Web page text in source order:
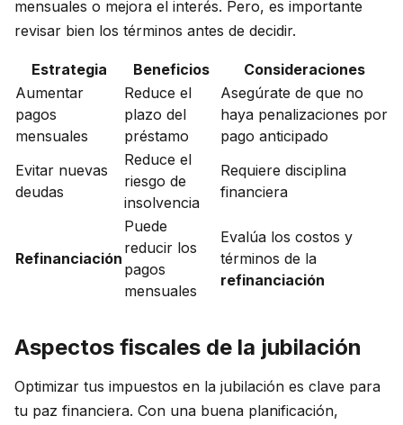
mensuales o mejora el interés. Pero, es importante
revisar bien los términos antes de decidir.
Estrategia Beneficios
Consideraciones
Aumentar
pagos
mensuales
Reduce el
plazo del
préstamo
Asegúrate de que no
haya penalizaciones por
pago anticipado
Evitar nuevas
deudas
Reduce el
riesgo de
insolvencia
Requiere disciplina
financiera
Refinanciación
Puede
reducir los
pagos
mensuales
Evalúa los costos y
términos de la
refinanciación
Aspectos fiscales de la jubilación
Optimizar tus impuestos en la jubilación es clave para
tu paz financiera. Con una buena planificación,